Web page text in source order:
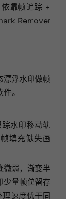
靠帧追踪 +
Remover
漂浮水印做帧
。
水印移动轨
填充缺失画
微弱，渐变半
少量帧位留存
速度优于同